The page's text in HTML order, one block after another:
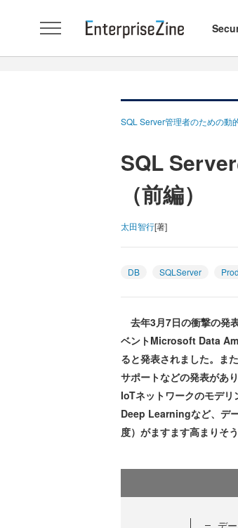
SQL Server管理者のための動
SQL
（前編）
太田智行[著]
DB SQLServer
去年3月7日の衝撃の発
ベントMicrosoft Data
ると発表されました。ま
サポートなどの発表があ
IoTネットワークのモデ
Deep Learningなど、デ
度）がますます高まりそう
デ